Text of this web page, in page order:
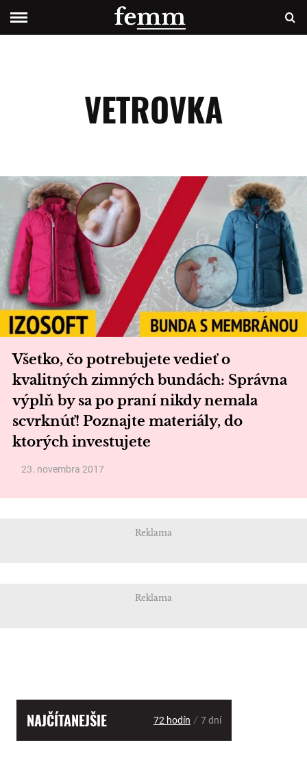
VETROVKA
Všetko, čo potrebujete vedieť o
kvalitných zimných bundách: Správna
výplň by sa po praní nikdy nemala
scvrknúť! Poznajte materiály, do
ktorých investujete
23. novembra 2017
Reklama
Reklama
NAJČÍTANEJŠIE 72 hodín / 7 dní